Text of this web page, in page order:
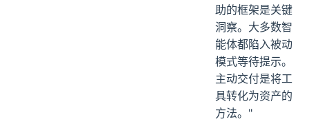
助的框架是关键
洞察。大多数智
能体都陷入被动
模式等待提示。
主动交付是将工
具转化为资产的
方法。"